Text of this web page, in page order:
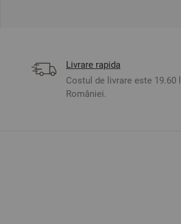
Livrare rapida
Costul de livrare este 19.60
României.